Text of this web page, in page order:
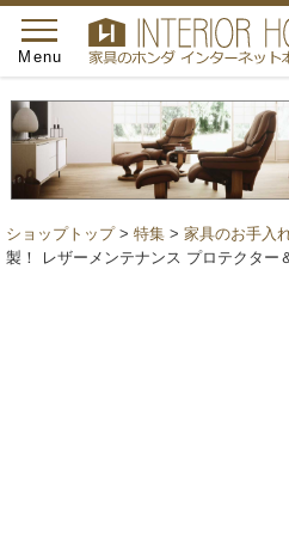
toggle
navigation
Menu
ショップトップ> 特集 > 家具のお手入
製！ レザーメンテナンス プロテクター